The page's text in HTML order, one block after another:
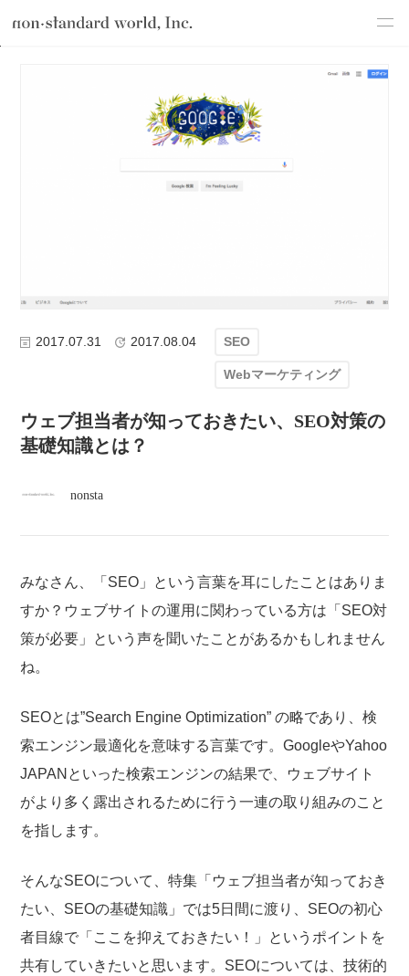
csr
service
works
flow
atelier
ウェブ担当者が知っ
2017.07.31 2017.08.04 SEO
Webマーケティング
ウェブ担当者が知っておきたい、SEO対策の
基礎知識とは？
nonsta
みなさん、「SEO」という言葉を耳にしたことはありま
すか？ウェブサイトの運用に関わっている方は「SEO対
策が必要」という声を聞いたことがあるかもしれません
ね。
SEOとは”Search Engine Optimization” の略であり、検
索エンジン最適化を意味する言葉です。GoogleやYahoo
JAPANといった検索エンジンの結果で、ウェブサイト
がより多く露出されるために行う一連の取り組みのこと
を指します。
そんなSEOについて、特集「ウェブ担当者が知っておき
たい、SEOの基礎知識」では5日間に渡り、SEOの初心
者目線で「ここを抑えておきたい！」というポイントを
共有していきたいと思います。 SEOについては、技術的